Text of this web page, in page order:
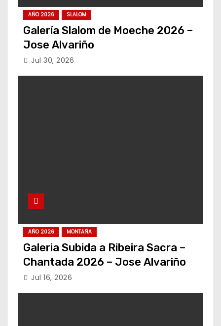
AÑO 2026 SLALOM
Galería Slalom de Moeche 2026 –
Jose Alvariño
Jul 30, 2026
AÑO 2026 MONTAÑA
Galeria Subida a Ribeira Sacra –
Chantada 2026 – Jose Alvariño
Jul 16, 2026